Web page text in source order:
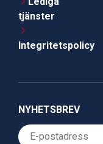
tjänster
Integritetspolicy
NYHETSBREV